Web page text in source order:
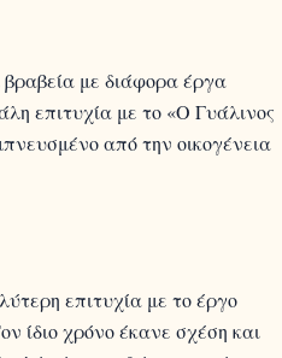
με διάφορα έργα
επιτυχία με το «Ο Γυάλινος
από την οικογένεια
επιτυχία με το έργο
ίδιο χρόνο έκανε σχέση και